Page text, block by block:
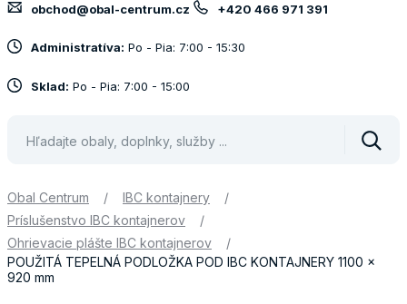
obchod@obal-centrum.cz +420 466 971 391
Administratíva: Po - Pia: 7:00 - 15:30
Sklad: Po - Pia: 7:00 - 15:00
Obal Centrum / IBC kontajnery
/
Príslušenstvo IBC kontajnerov
/
Ohrievacie plášte IBC kontajnerov
/
POUŽITÁ TEPELNÁ PODLOŽKA POD IBC KONTAJNERY 1100 x
920 mm